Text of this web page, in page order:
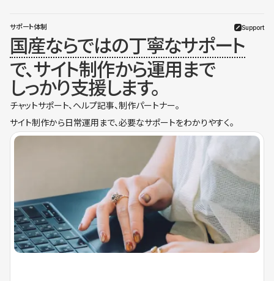
サポート体制 Support
国産ならではの丁寧なサポート
で、サイト制作から運用まで
しっかり支援します。
チャットサポート、ヘルプ記事、制作パートナー。
サイト制作から日常運用まで、必要なサポートをわかりやすく。